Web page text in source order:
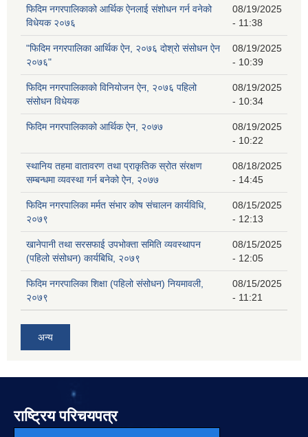
फिदिम नगरपालिकाको आर्थिक ऐनलाई संशोधन गर्न वनेको
विधेयक २०७६
08/19/2025
- 11:38
"फिदिम नगरपालिका आर्थिक ऐन, २०७६ दोश्रो संसोधन ऐन
२०७६"
08/19/2025
- 10:39
फिदिम नगरपालिकाको विनियोजन ऐन, २०७६ पहिलो
संसोधन विधेयक
08/19/2025
- 10:34
फिदिम नगरपालिकाको आर्थिक ऐन, २०७७
08/19/2025
- 10:22
स्थानिय तहमा वातावरण तथा प्राकृतिक स्रोत संरक्षण
सम्बन्धमा व्यवस्था गर्न बनेको ऐन, २०७७
08/18/2025
- 14:45
फिदिम नगरपालिका मर्मत संभार कोष संचालन कार्यविधि,
२०७९
08/15/2025
- 12:13
खानेपानी तथा सरसफाई उपभोक्ता समिति व्यवस्थापन
(पहिलो संसोधन) कार्यबिधि, २०७९
08/15/2025
- 12:05
फिदिम नगरपालिका शिक्षा (पहिलो संसोधन) नियमावली,
२०७९
08/15/2025
- 11:21
अन्य
राष्ट्रिय परिचयपत्र